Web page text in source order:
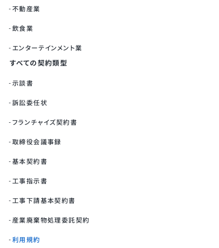
不動産業
飲食業
エンターテインメント業
すべての契約類型
示談書
訴訟委任状
フランチャイズ契約書
取締役会議事録
基本契約書
工事指示書
工事下請基本契約書
産業廃棄物処理委託契約
利用規約